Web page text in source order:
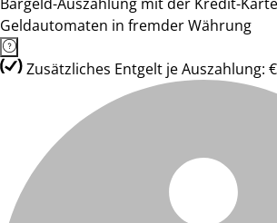
Geldautomaten in fremder Währung
Zusätzliches Entgelt je Auszahlung: